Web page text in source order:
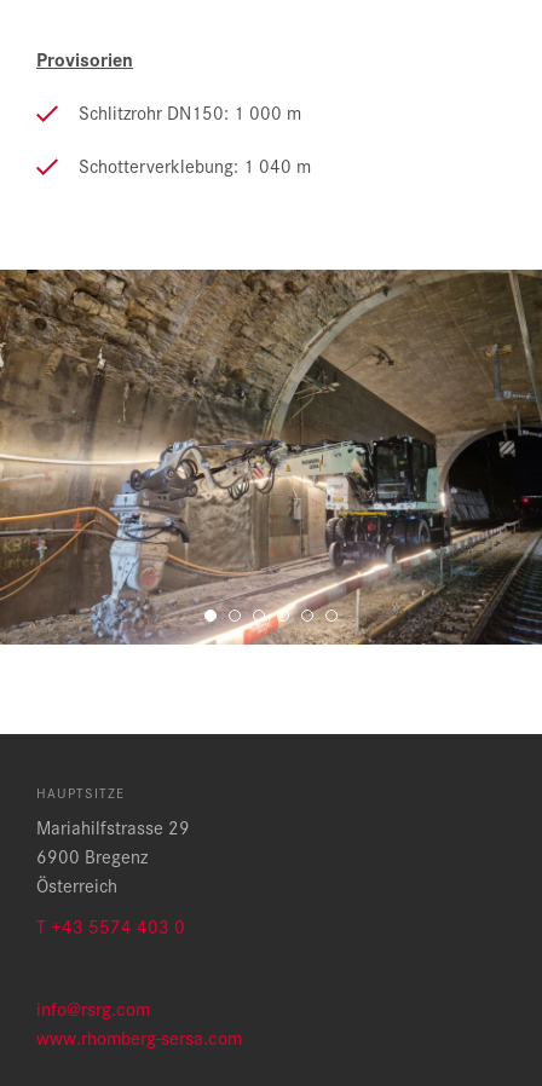
Provisorien
Schlitzrohr DN150: 1 000 m
Schotterverklebung: 1 040 m
HAUPTSITZE
Mariahilfstrasse 29
6900 Bregenz
Österreich
T +43 5574 403 0
info@rsrg.com
www.rhomberg-sersa.com